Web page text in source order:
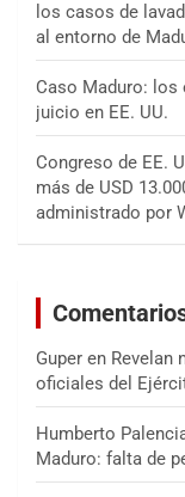
los casos de
al entorno de
Caso Maduro: los
juicio en EE. UU.
Congreso de EE.
más de USD
administrado por
Guper en Revelan
oficiales del
Humberto
Maduro: falta de